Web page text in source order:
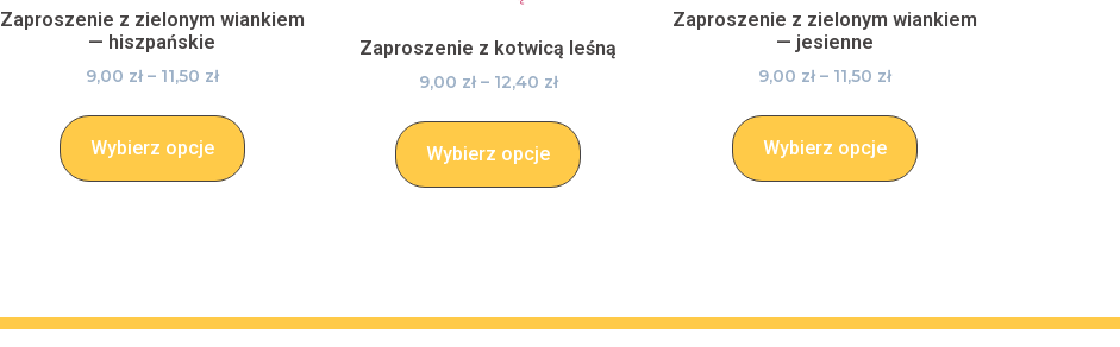
Zaproszenie z zielonym wiankiem
— hiszpańskie
9,00 zł– 11,50 zł
Wybierz opcje
Zaproszenie z kotwicą leśną
9,00 zł– 12,40 zł
Wybierz opcje
Zaproszenie z zielonym wiankiem
— jesienne
9,00 zł– 11,50 zł
Wybierz opcje